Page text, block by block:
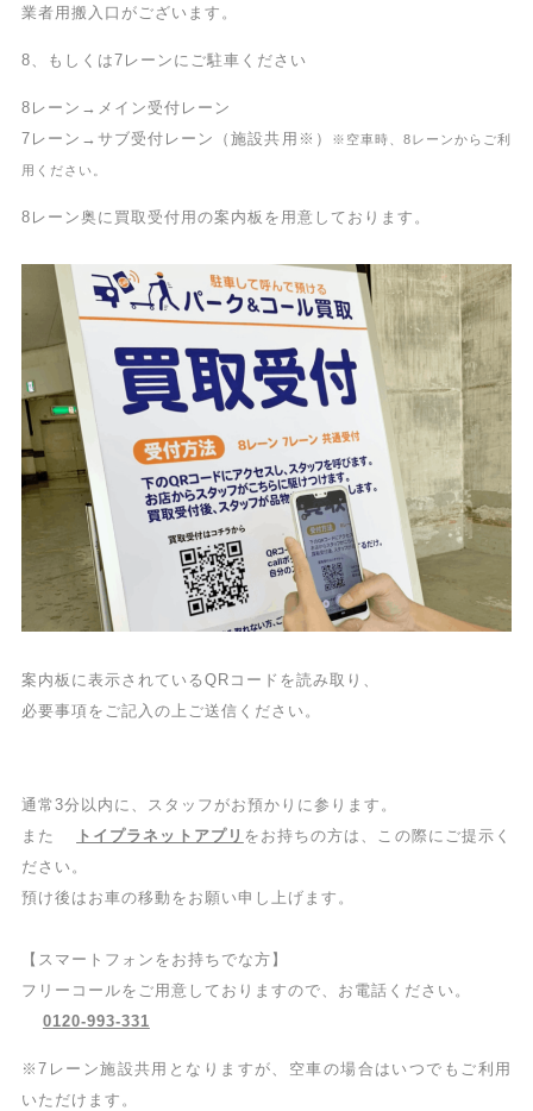
業者用搬入口がございます。
8、もしくは7レーンにご駐車ください
8レーン→メイン受付レーン
7レーン→サブ受付レーン（施設共用※）
※空車時、8レーンからご利
用ください。
8レーン奥に買取受付用の案内板を用意しております。
案内板に表示されているQRコードを読み取り、
必要事項をご記入の上ご送信ください。
通常3分以内に、スタッフがお預かりに参ります。
また
トイプラネットアプリ をお持ちの方は、この際にご提示く
ださい。
預け後はお車の移動をお願い申し上げます。
【スマートフォンをお持ちでな方】
フリーコールをご用意しておりますので、お電話ください。
0120-993-331
※7レーン施設共用となりますが、空車の場合はいつでもご利用
いただけます。